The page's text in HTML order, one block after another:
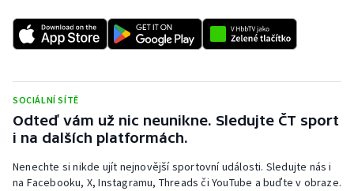
SOCIÁLNÍ SÍTĚ
Odteď vám už nic neunikne. Sledujte ČT sport
i na dalších platformách.
Nenechte si nikde ujít nejnovější sportovní události. Sledujte nás i
na Facebooku, X, Instagramu, Threads či YouTube a buďte v obraze.